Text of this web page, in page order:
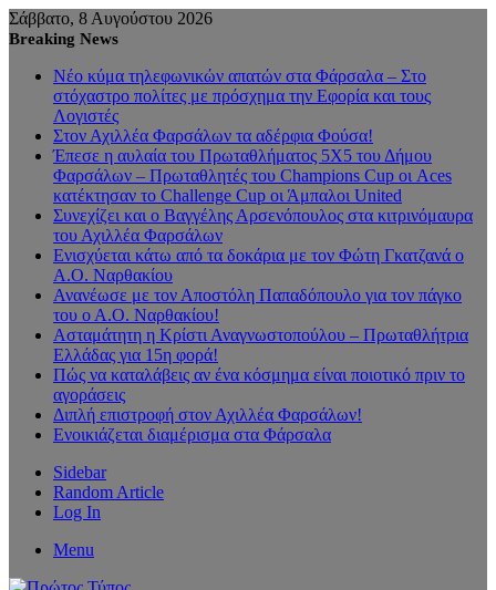
Σάββατο, 8 Αυγούστου 2026
Breaking News
Νέο κύμα τηλεφωνικών απατών στα Φάρσαλα – Στο
στόχαστρο πολίτες με πρόσχημα την Εφορία και τους
Λογιστές
Στον Αχιλλέα Φαρσάλων τα αδέρφια Φούσα!
Έπεσε η αυλαία του Πρωταθλήματος 5Χ5 του Δήμου
Φαρσάλων – Πρωταθλητές του Champions Cup οι Aces
κατέκτησαν το Challenge Cup οι Άμπαλοι United
Συνεχίζει και ο Βαγγέλης Αρσενόπουλος στα κιτρινόμαυρα
του Αχιλλέα Φαρσάλων
Ενισχύεται κάτω από τα δοκάρια με τον Φώτη Γκατζανά ο
Α.Ο. Ναρθακίου
Ανανέωσε με τον Αποστόλη Παπαδόπουλο για τον πάγκο
του ο Α.Ο. Ναρθακίου!
Ασταμάτητη η Κρίστι Αναγνωστοπούλου – Πρωταθλήτρια
Ελλάδας για 15η φορά!
Πώς να καταλάβεις αν ένα κόσμημα είναι ποιοτικό πριν το
αγοράσεις
Διπλή επιστροφή στον Αχιλλέα Φαρσάλων!
Ενοικιάζεται διαμέρισμα στα Φάρσαλα
Sidebar
Random Article
Log In
Menu